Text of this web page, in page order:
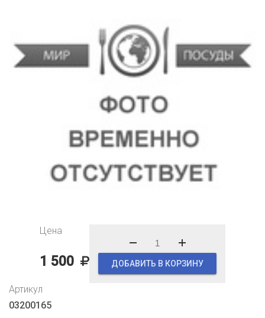
Цена
1 500 ДОБАВИТЬ В КОРЗИНУ
Артикул
03200165